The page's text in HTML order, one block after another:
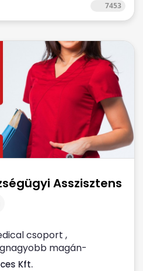
7453
Asszisztens
csoport ,
magán-
...
Kft.